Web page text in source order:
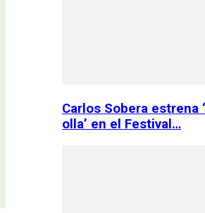
Carlos Sobera estrena
olla’ en el Festival…